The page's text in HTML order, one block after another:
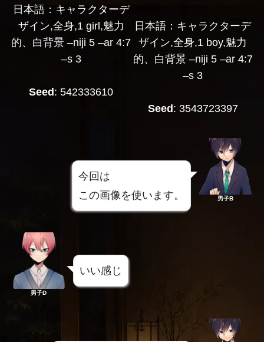
日本語：キャラクターデ
ザイン,全身,1 girl,魅力
的、白背景 –niji 5 –ar 4:7
–s 3
Seed : 542333610
日本語：キャラクターデ
ザイン,全身,1 boy,魅力
的、白背景 –niji 5 –ar 4:7
–s 3
Seed : 3543723397
今回は
この画像を使います。
男子B
男子D
いい感じ